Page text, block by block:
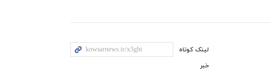
لینک کوتاه
خبر